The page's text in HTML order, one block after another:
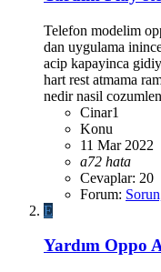
Telefon modelim
dan uygulama
acip kapayinca
hart rest atmama
nedir nasil
Cinar1
Konu
11 Mar 2022
a72 hata
Cevaplar: 20
Forum:
E
Yardım Oppo